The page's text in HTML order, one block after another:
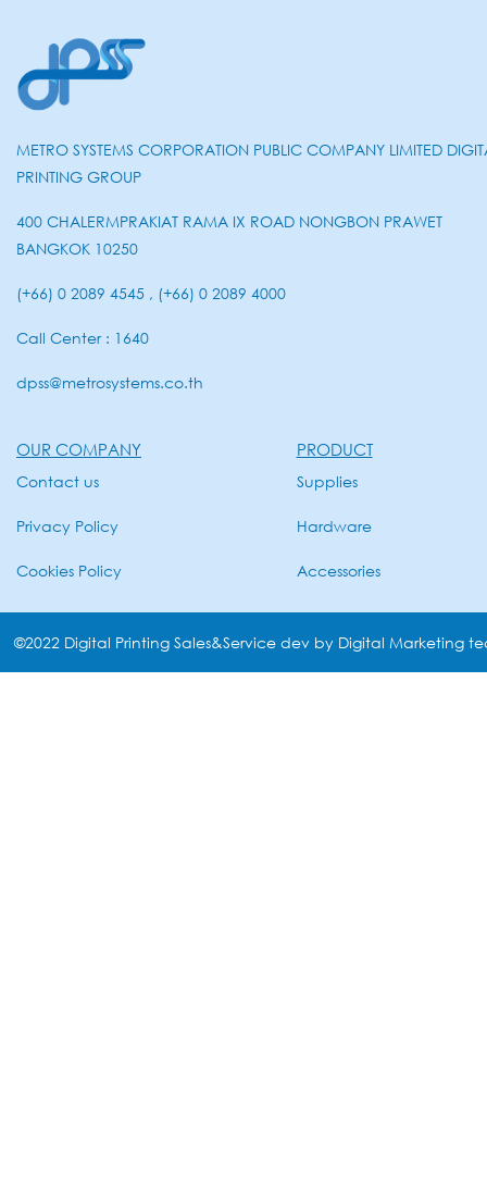
METRO SYSTEMS CORPORATION PUBLIC COMPANY LIMITED
PRINTING GROUP
400 CHALERMPRAKIAT RAMA IX ROAD NONGBON PRAWET
BANGKOK 10250
(+66) 0 2089 4545 , (+66) 0 2089 4000
Call Center : 1640
dpss@metrosystems.co.th
OUR COMPANY
Contact us
Privacy Policy
Cookies Policy
PRODUCT
Supplies
Hardware
Accessories
©2022 Digital Printing Sales&Service dev by Digital Marketing